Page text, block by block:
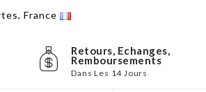
France
Retours, Echanges,
Remboursements
Dans Les 14 Jours